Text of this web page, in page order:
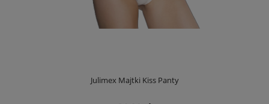
Julimex Majtki Kiss Panty